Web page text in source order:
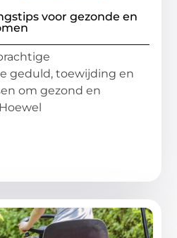
voor gezonde en
geduld, toewijding en
om gezond en